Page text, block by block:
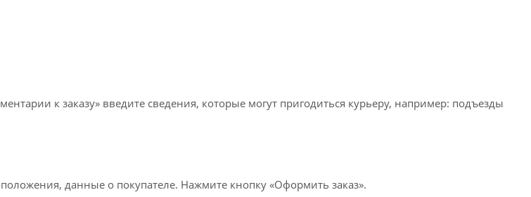
к заказу» введите сведения, которые могут пригодиться курьеру, например: подъезды
данные о покупателе. Нажмите кнопку «Оформить заказ».